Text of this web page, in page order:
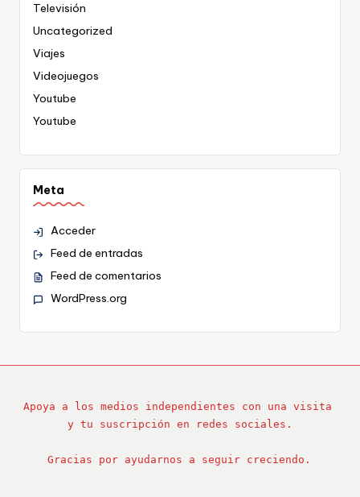
Televisión
Uncategorized
Viajes
Videojuegos
Youtube
Youtube
Meta
Acceder
Feed de entradas
Feed de comentarios
WordPress.org
Apoya a los medios independientes con una visita
y tu suscripción en redes sociales.
Gracias por ayudarnos a seguir creciendo.